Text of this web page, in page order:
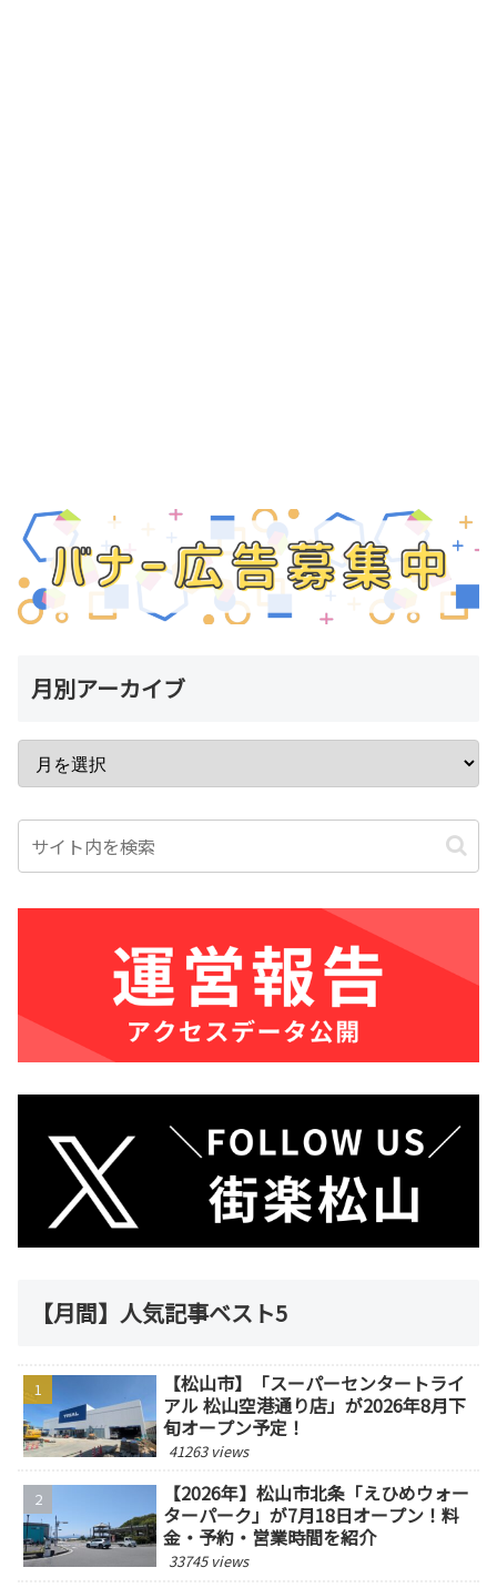
月別アーカイブ
【月間】人気記事ベスト5
【松山市】「スーパーセンタートライ
アル 松山空港通り店」が2026年8月下
旬オープン予定！
41263 views
【2026年】松山市北条「えひめウォー
ターパーク」が7月18日オープン！料
金・予約・営業時間を紹介
33745 views